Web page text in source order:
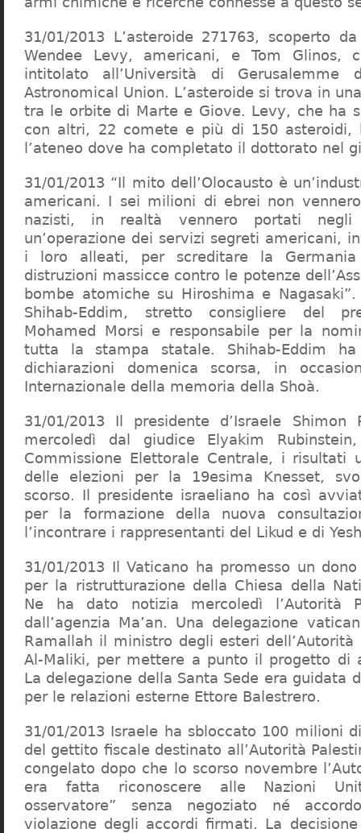
31/01/2013 L’asteroide 271763, scoperto
Wendee Levy, americani, e Tom Glinos,
intitolato all’Università di Gerusalemme
Astronomical Union. L’asteroide si trova in
tra le orbite di Marte e Giove. Levy, che ha
con altri, 22 comete e più di 150 asteroidi,
l’ateneo dove ha completato il dottorato nel
31/01/2013 “Il mito dell’Olocausto è
americani. I sei milioni di ebrei non
nazisti, in realtà vennero portati
un’operazione dei servizi segreti americani,
i loro alleati, per screditare la
distruzioni massicce contro le potenze
bombe atomiche su Hiroshima e
Shihab-Eddim, stretto consigliere del
Mohamed Morsi e responsabile per la
tutta la stampa statale. Shihab-Eddim
dichiarazioni domenica scorsa, in
Internazionale della memoria della Shoà.
31/01/2013 Il presidente d’Israele Shimon
mercoledì dal giudice Elyakim
Commissione Elettorale Centrale, i risultati
delle elezioni per la 19esima Knesset,
scorso. Il presidente israeliano ha così
per la formazione della nuova
l’incontrare i rappresentanti del Likud e di
31/01/2013 Il Vaticano ha promesso un
per la ristrutturazione della Chiesa della
Ne ha dato notizia mercoledì l’Autorità
dall’agenzia Ma’an. Una delegazione
Ramallah il ministro degli esteri dell’Autorità
Al-Maliki, per mettere a punto il progetto di
La delegazione della Santa Sede era guidata
per le relazioni esterne Ettore Balestrero.
31/01/2013 Israele ha sbloccato 100 milioni
del gettito fiscale destinato all’Autorità
congelato dopo che lo scorso novembre
era fatta riconoscere alle Nazioni
osservatore” senza negoziato né
violazione degli accordi firmati. La